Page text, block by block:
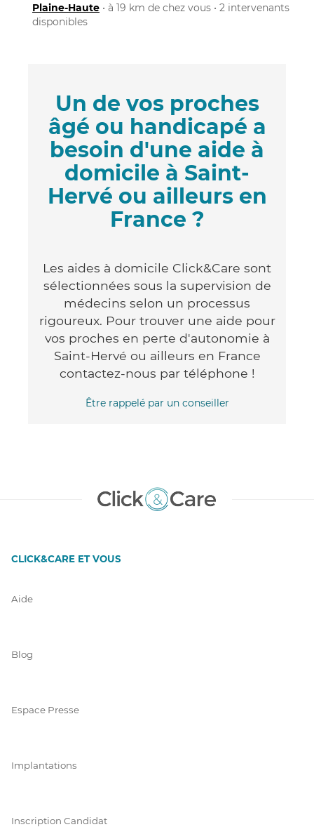
Plaine-Haute • à 19 km de chez vous • 2 intervenants
disponibles
Un de vos proches
âgé ou handicapé a
besoin d'une aide à
domicile à Saint-
Hervé ou ailleurs en
France ?
Les aides à domicile Click&Care sont
sélectionnées sous la supervision de
médecins selon un processus
rigoureux. Pour trouver une aide pour
vos proches en perte d'autonomie à
Saint-Hervé ou ailleurs en France
contactez-nous par téléphone !
Être rappelé par un conseiller
CLICK&CARE ET VOUS
Aide
Blog
Espace Presse
Implantations
Inscription Candidat